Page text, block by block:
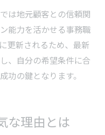
は地元顧客との信頼関
能力を活かせる事務職
更新されるため、最新
、自分の希望条件に合
功の鍵となります。
な理由とは